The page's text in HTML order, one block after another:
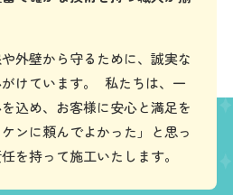
外壁から守るために、誠実な
けています。 私たちは、一
込め、お客様に安心と満足を
ンに頼んでよかった」と思っ
を持って施工いたします。